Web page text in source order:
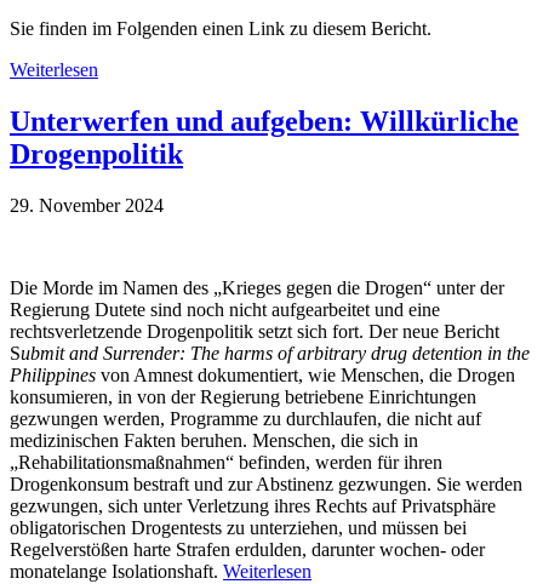
Sie finden im Folgenden einen Link zu diesem Bericht.
Weiterlesen
Unterwerfen und aufgeben: Willkürliche
Drogenpolitik
29. November 2024
Die Morde im Namen des „Krieges gegen die Drogen“ unter der
Regierung Dutete sind noch nicht aufgearbeitet und eine
rechtsverletzende Drogenpolitik setzt sich fort. Der neue Bericht
Submit and Surrender: The harms of arbitrary drug detention in the
Philippines von Amnest dokumentiert, wie Menschen, die Drogen
konsumieren, in von der Regierung betriebene Einrichtungen
gezwungen werden, Programme zu durchlaufen, die nicht auf
medizinischen Fakten beruhen. Menschen, die sich in
„Rehabilitationsmaßnahmen“ befinden, werden für ihren
Drogenkonsum bestraft und zur Abstinenz gezwungen. Sie werden
gezwungen, sich unter Verletzung ihres Rechts auf Privatsphäre
obligatorischen Drogentests zu unterziehen, und müssen bei
Regelverstößen harte Strafen erdulden, darunter wochen- oder
monatelange Isolationshaft. Weiterlesen